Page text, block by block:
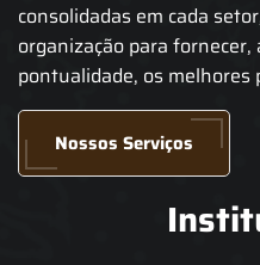
consolidadas em cada
organização para fornecer,
pontualidade, os melhores
Nossos Serviços